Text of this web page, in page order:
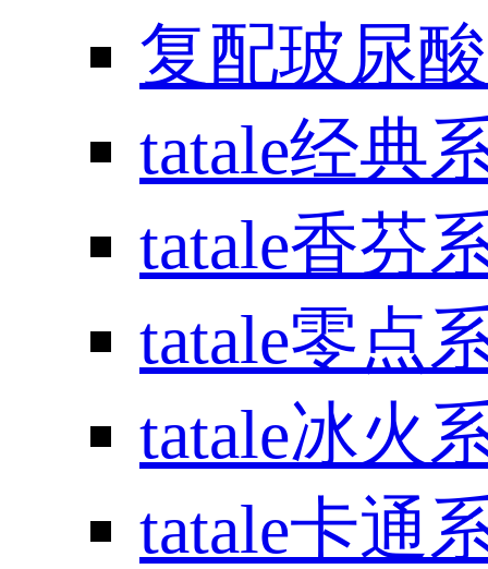
复配玻尿
tatale经典
tatale香芬
tatale零点
tatale冰火
tatale卡通